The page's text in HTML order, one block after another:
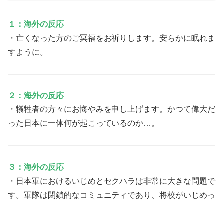
１：海外の反応
・亡くなった方のご冥福をお祈りします。安らかに眠れま
すように。
２：海外の反応
・犠牲者の方々にお悔やみを申し上げます。かつて偉大だ
った日本に一体何が起こっているのか…。
３：海外の反応
・日本軍におけるいじめとセクハラは非常に大きな問題で
す。軍隊は閉鎖的なコミュニティであり、将校がいじめっ